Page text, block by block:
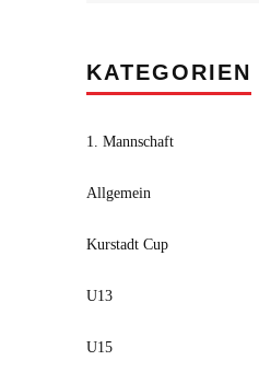
KATEGORIEN
1. Mannschaft
Allgemein
Kurstadt Cup
U13
U15